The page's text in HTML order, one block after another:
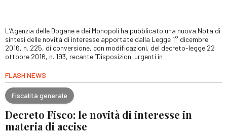
L’Agenzia delle Dogane e dei Monopoli ha pubblicato una nuova Nota di
sintesi delle novità di interesse apportate dalla Legge 1° dicembre
2016, n. 225, di conversione, con modificazioni, del decreto-legge 22
ottobre 2016, n. 193, recante “Disposizioni urgenti in
FLASH NEWS
Fiscalità generale
Decreto Fisco: le novità di interesse in
materia di accise